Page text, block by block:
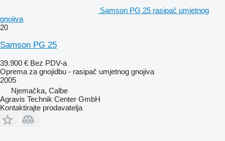
Samson PG 25 rasipač umjetnog
gnojiva
20
Samson PG 25
39.900 € Bez PDV-a
Oprema za gnojidbu - rasipač umjetnog gnojiva
2005
Njemačka, Calbe
Agravis Technik Center GmbH
Kontaktirajte prodavatelja